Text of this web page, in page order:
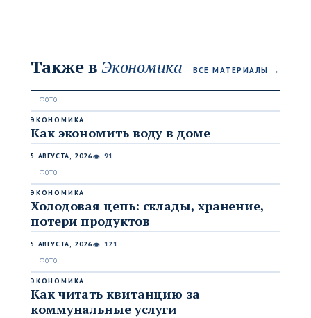
Также вЭкономика ВСЕ МАТЕРИАЛЫ →
ЭКОНОМИКА
Как экономить воду в доме
5 АВГУСТА, 2026👁 91
ЭКОНОМИКА
Холодовая цепь: склады, хранение,
потери продуктов
5 АВГУСТА, 2026👁 121
ЭКОНОМИКА
Как читать квитанцию за
коммунальные услуги